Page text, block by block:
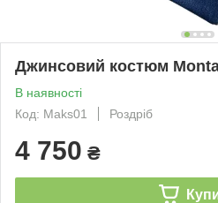
Джинсовий костюм
В наявності
Код: Maks01
Роздріб
4 750 ₴